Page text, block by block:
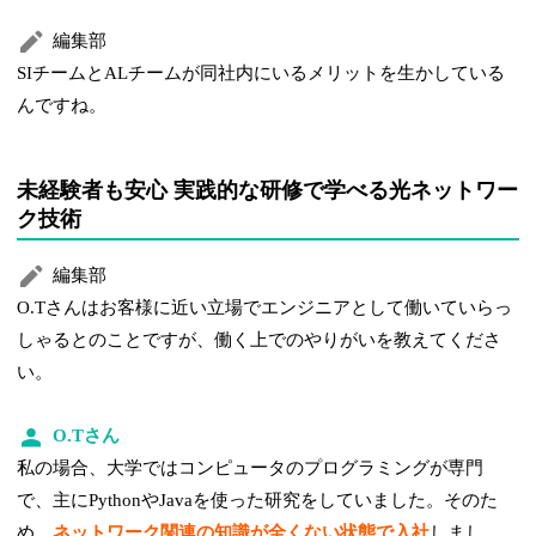
編集部
SIチームとALチームが同社内にいるメリットを生かしている
んですね。
未経験者も安心 実践的な研修で学べる光ネットワー
ク技術
編集部
O.Tさんはお客様に近い立場でエンジニアとして働いていらっ
しゃるとのことですが、働く上でのやりがいを教えてくださ
い。
O.Tさん
私の場合、大学ではコンピュータのプログラミングが専門
で、主にPythonやJavaを使った研究をしていました。そのた